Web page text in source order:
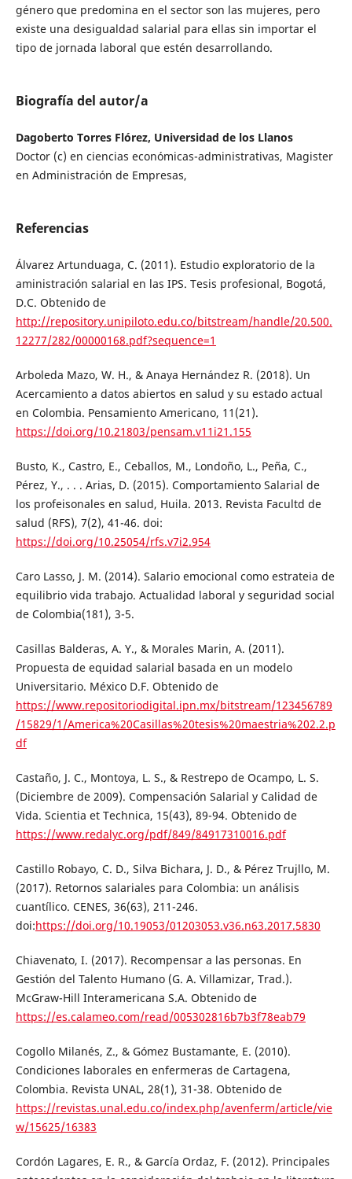
género que predomina en el sector son las mujeres, pero
existe una desigualdad salarial para ellas sin importar el
tipo de jornada laboral que estén desarrollando.
Biografía del autor/a
Dagoberto Torres Flórez, Universidad de los Llanos
Doctor (c) en ciencias económicas-administrativas, Magister
en Administración de Empresas,
Referencias
Álvarez Artunduaga, C. (2011). Estudio exploratorio de la
aministración salarial en las IPS. Tesis profesional, Bogotá,
D.C. Obtenido de
http://repository.unipiloto.edu.co/bitstream/handle/20.500.
12277/282/00000168.pdf?sequence=1
Arboleda Mazo, W. H., & Anaya Hernández R. (2018). Un
Acercamiento a datos abiertos en salud y su estado actual
en Colombia. Pensamiento Americano, 11(21).
https://doi.org/10.21803/pensam.v11i21.155
Busto, K., Castro, E., Ceballos, M., Londoño, L., Peña, C.,
Pérez, Y., . . . Arias, D. (2015). Comportamiento Salarial de
los profeisonales en salud, Huila. 2013. Revista Facultd de
salud (RFS), 7(2), 41-46. doi:
https://doi.org/10.25054/rfs.v7i2.954
Caro Lasso, J. M. (2014). Salario emocional como estrateia de
equilibrio vida trabajo. Actualidad laboral y seguridad social
de Colombia(181), 3-5.
Casillas Balderas, A. Y., & Morales Marin, A. (2011).
Propuesta de equidad salarial basada en un modelo
Universitario. México D.F. Obtenido de
https://www.repositoriodigital.ipn.mx/bitstream/123456789
/15829/1/America%20Casillas%20tesis%20maestria%202.2.p
df
Castaño, J. C., Montoya, L. S., & Restrepo de Ocampo, L. S.
(Diciembre de 2009). Compensación Salarial y Calidad de
Vida. Scientia et Technica, 15(43), 89-94. Obtenido de
https://www.redalyc.org/pdf/849/84917310016.pdf
Castillo Robayo, C. D., Silva Bichara, J. D., & Pérez Trujllo, M.
(2017). Retornos salariales para Colombia: un análisis
cuantílico. CENES, 36(63), 211-246.
doi:https://doi.org/10.19053/01203053.v36.n63.2017.5830
Chiavenato, I. (2017). Recompensar a las personas. En
Gestión del Talento Humano (G. A. Villamizar, Trad.).
McGraw-Hill Interamericana S.A. Obtenido de
https://es.calameo.com/read/005302816b7b3f78eab79
Cogollo Milanés, Z., & Gómez Bustamante, E. (2010).
Condiciones laborales en enfermeras de Cartagena,
Colombia. Revista UNAL, 28(1), 31-38. Obtenido de
https://revistas.unal.edu.co/index.php/avenferm/article/vie
w/15625/16383
Cordón Lagares, E. R., & García Ordaz, F. (2012). Principales